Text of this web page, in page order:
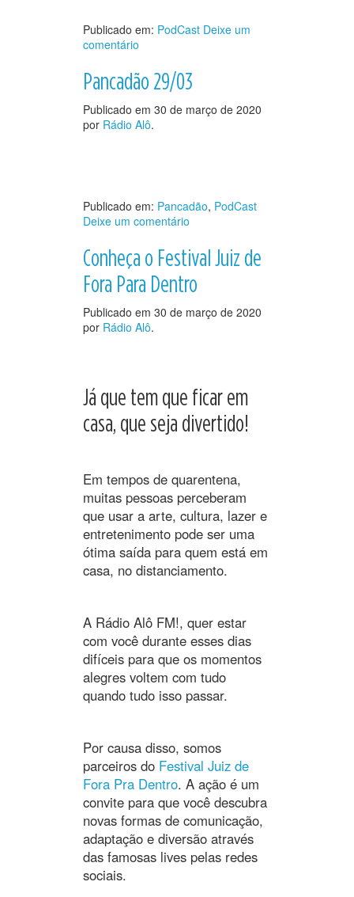
Publicado em: PodCast Deixe um
comentário
Pancadão 29/03
Publicado em 30 de março de 2020
por Rádio Alô.
Publicado em: Pancadão, PodCast
Deixe um comentário
Conheça o Festival Juiz de
Fora Para Dentro
Publicado em 30 de março de 2020
por Rádio Alô.
Já que tem que ficar em
casa, que seja divertido!
Em tempos de quarentena,
muitas pessoas perceberam
que usar a arte, cultura, lazer e
entretenimento pode ser uma
ótima saída para quem está em
casa, no distanciamento.
A Rádio Alô FM!, quer estar
com você durante esses dias
difíceis para que os momentos
alegres voltem com tudo
quando tudo isso passar.
Por causa disso, somos
parceiros do Festival Juiz de
Fora Pra Dentro. A ação é um
convite para que você descubra
novas formas de comunicação,
adaptação e diversão através
das famosas lives pelas redes
sociais.